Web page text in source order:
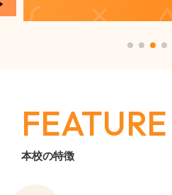
FEATURE
本校の特徴